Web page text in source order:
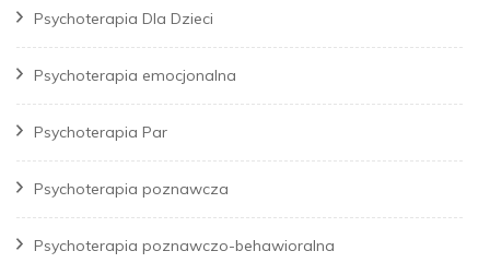
Psychoterapia Dla Dzieci
Psychoterapia emocjonalna
Psychoterapia Par
Psychoterapia poznawcza
Psychoterapia poznawczo-behawioralna